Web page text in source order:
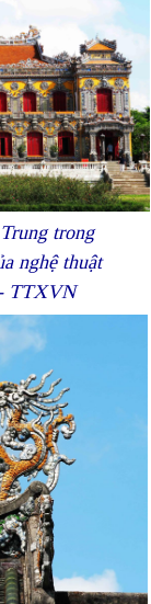
trong
nghệ thuật
TTXVN